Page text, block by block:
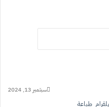
سبتمبر 13, 2024
طباعة